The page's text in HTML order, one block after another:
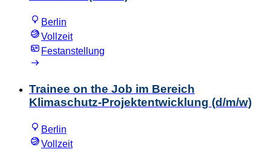
Berlin
Vollzeit
Festanstellung
Trainee on the Job im Bereich
Klimaschutz-Projektentwicklung (d/m/w)
Berlin
Vollzeit